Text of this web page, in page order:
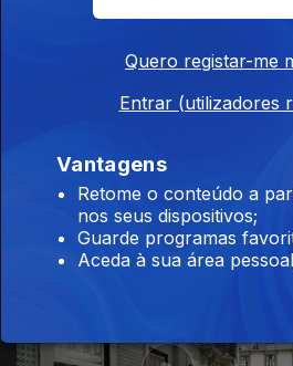
Quero registar-me
Entrar (utilizadores
Vantagens
Retome o conteúdo a
nos seus dispositivos;
Guarde programas
Aceda à sua área